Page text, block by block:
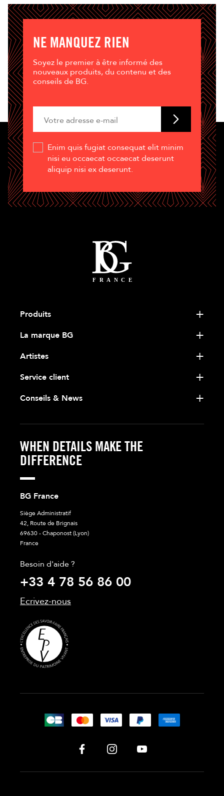
NE MANQUEZ RIEN
Soyez le premier à être informé des
nouveaux produits, du contenu et des
conseils de BG.
Enim quis fugiat consequat elit minim
nisi eu occaecat occaecat deserunt
aliquip nisi ex deserunt.
Produits
La marque BG
Artistes
Service client
Conseils & News
WHEN DETAILS MAKE THE
DIFFERENCE
BG France
Siège Administratif
42, Route de Brignais
69630 - Chaponost (Lyon)
France
Besoin d'aide ?
+33 4 78 56 86 00
Ecrivez-nous